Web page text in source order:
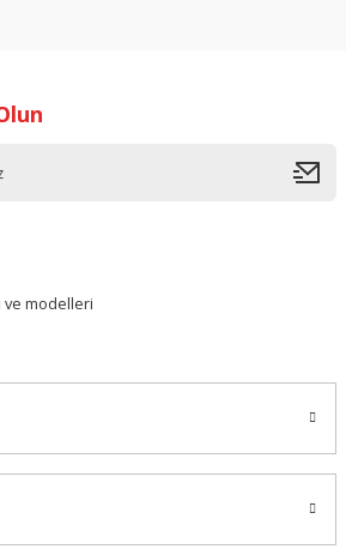
bozuk veya görüntülenemiyor.
ve modelleri